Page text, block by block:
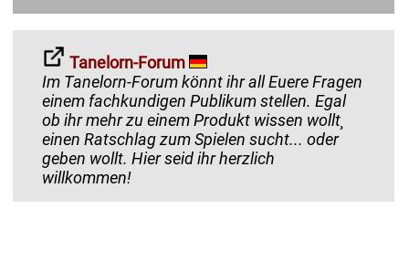
Tanelorn-Forum
Im Tanelorn-Forum könnt ihr all Euere Fragen
einem fachkundigen Publikum stellen. Egal
ob ihr mehr zu einem Produkt wissen wollt¸
einen Ratschlag zum Spielen sucht... oder
geben wollt. Hier seid ihr herzlich
willkommen!